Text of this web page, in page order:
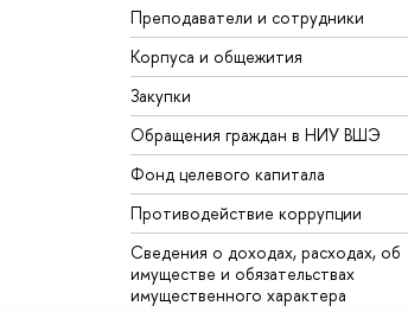
Преподаватели и сотрудники
Корпуса и общежития
Закупки
Обращения граждан в НИУ ВШЭ
Фонд целевого капитала
Противодействие коррупции
Сведения о доходах, расходах, об
имуществе и обязательствах
имущественного характера